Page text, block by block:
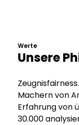
Werte
Unsere
Machern von
Erfahrung von
30.000